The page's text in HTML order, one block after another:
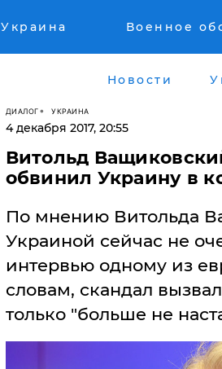
Украина Военное
Новости
ДИАЛОГ УКРАИНА
4 декабря 2017, 20:55
Витольд
обвинил Украину в
По мнению Витольда
Украиной сейчас не
интервью одному из
словам, скандал
только "больше не